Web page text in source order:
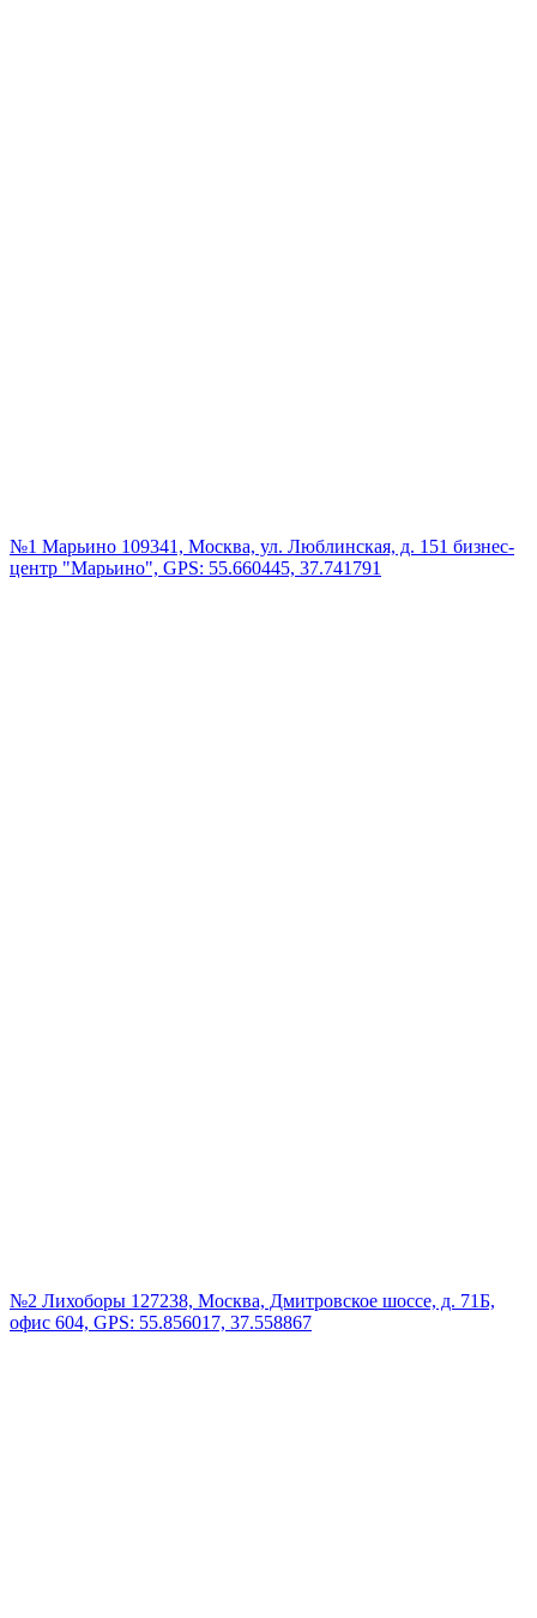
№1 Марьино 109341, Москва, ул. Люблинская, д. 151 бизнес-
центр "Марьино", GPS: 55.660445, 37.741791
№2 Лихоборы 127238, Москва, Дмитровское шоссе, д. 71Б,
офис 604, GPS: 55.856017, 37.558867